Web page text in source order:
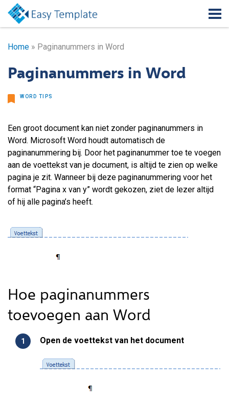
Home » Paginanummers in Word
Paginanummers in Word
WORD TIPS
Een groot document kan niet zonder paginanummers in
Word. Microsoft Word houdt automatisch de
paginanummering bij. Door het paginanummer toe te voegen
aan de voettekst van je document, is altijd te zien op welke
pagina je zit. Wanneer bij deze paginanummering voor het
format “Pagina x van y” wordt gekozen, ziet de lezer altijd
of hij alle pagina’s heeft.
Hoe paginanummers
toevoegen aan Word
Open de voettekst van het document